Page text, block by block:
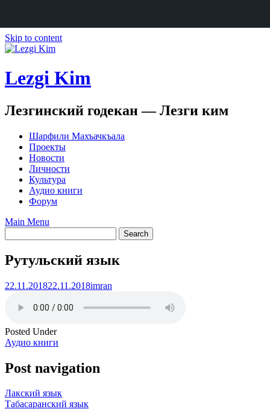
Skip to content
Lezgi Kim
Лезгинский годекан — Лезги ким
Шарфили Махъачкъала
Проекты
Новости
Личности
Культура
Аудио книги
Форум
Main Menu
Рутульский язык
22.11.201822.11.2018imran
Posted Under
Аудио книги
Post navigation
Лакский язык
Табасаранский язык